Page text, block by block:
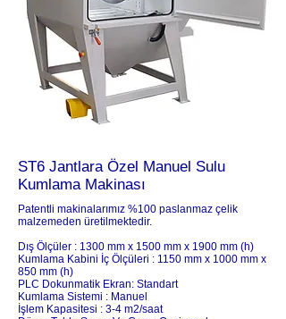
ST6 Jantlara Özel Manuel Sulu
Kumlama Makinası
Patentli makinalarımız %100 paslanmaz çelik
malzemeden üretilmektedir.
Dış Ölçüler : 1300 mm x 1500 mm x 1900 mm (h)
Kumlama Kabini İç Ölçüleri : 1150 mm x 1000 mm x
850 mm (h)
PLC Dokunmatik Ekran: Standart
Kumlama Sistemi : Manuel
İşlem Kapasitesi : 3-4 m2/saat